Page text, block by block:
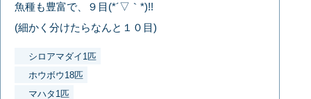
魚種も豊富で、９目(*´▽｀*)!!
(細かく分けたらなんと１０目)
シロアマダイ1匹
ホウボウ18匹
マハタ1匹